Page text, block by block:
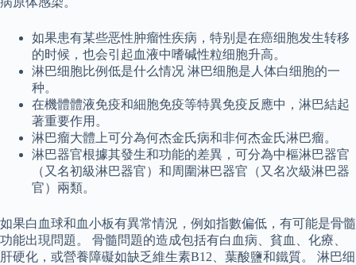
如果患有某些恶性肿瘤性疾病，特别是在癌细胞发生转移
的时候，也会引起血液中嗜碱性粒细胞升高。
淋巴细胞比例低是什么情况 淋巴细胞是人体白细胞的一
种。
在機體體液免疫和細胞免疫等特異免疫反應中，淋巴結起
著重要作用。
淋巴瘤大體上可分為何杰金氏病和非何杰金氏淋巴瘤。
淋巴器官根據其發生和功能的差異，可分為中樞淋巴器官
（又名初級淋巴器官）和周圍淋巴器官（又名次級淋巴器
官）兩類。
如果白血球和血小板有異常情況，例如指數偏低，有可能是骨髓
功能出現問題。 骨髓問題的造成包括有白血病、貧血、化療、
肝硬化，或營養障礙如缺乏維生素B12、葉酸鹽和鐵質。 淋巴细